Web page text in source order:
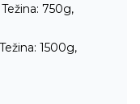
750g,
1500g,